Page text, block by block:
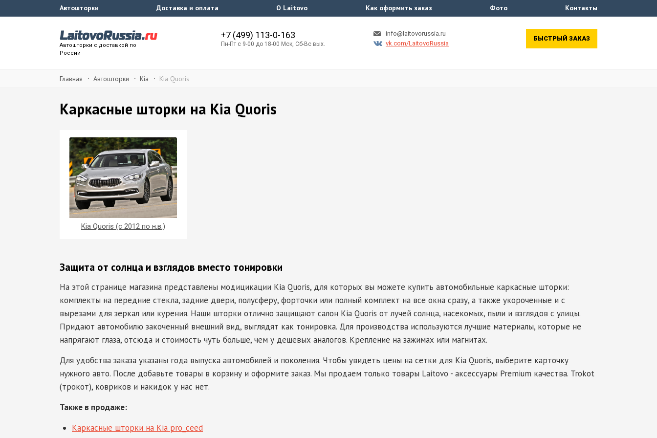
Автошторки Доставка и оплата О Laitovo Как оформить заказ Фото Контакты
БЫСТРЫЙ ЗАКАЗ
Автошторки с доставкой по
России
+7 (499) 113-0-163
Пн-Пт с 9-00 до 18-00 Мск, Сб-Вс вых.
info@laitovorussia.ru
vk.com/LaitovoRussia
Главная Автошторки Kia Kia Quoris
Каркасные шторки на Kia Quoris
Kia Quoris (с 2012 по н.в.)
Защита от солнца и взглядов вместо тонировки
На этой странице магазина представлены модицикации Kia Quoris, для которых вы можете купить автомобильные каркасные шторки:
комплекты на передние стекла, задние двери, полусферу, форточки или полный комплект на все окна сразу, а также укороченные и с
вырезами для зеркал или курения. Наши шторки отлично защищают салон Kia Quoris от лучей солнца, насекомых, пыли и взглядов с улицы.
Придают автомобилю закоченный внешний вид, выглядят как тонировка. Для производства используются лучшие материалы, которые не
напрягают глаза, отсюда и стоимость чуть больше, чем у дешевых аналогов. Крепление на зажимах или магнитах.
Для удобства заказа указаны года выпуска автомобилей и поколения. Чтобы увидеть цены на сетки для Kia Quoris, выберите карточку
нужного авто. После добавьте товары в корзину и оформите заказ. Мы продаем только товары Laitovo - аксессуары Premium качества. Trokot
(трокот), ковриков и накидок у нас нет.
Также в продаже:
Каркасные шторки на Kia pro_ceed